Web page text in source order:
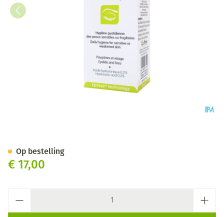
€ 17,00
Op bestelling